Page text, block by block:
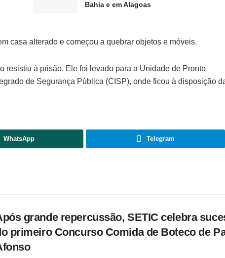
Bahia e em Alagoas
casa alterado e começou a quebrar objetos e móveis.
resistiu à prisão. Ele foi levado para a Unidade de Pronto
de Segurança Pública (CISP), onde ficou à disposição
WhatsApp Telegram
grande repercussão, SETIC celebra
primeiro Concurso Comida de Boteco de